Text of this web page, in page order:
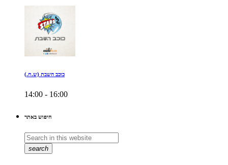
כוכב השבת (ש.ח.)
14:00 - 16:00
חיפוש באתר
search